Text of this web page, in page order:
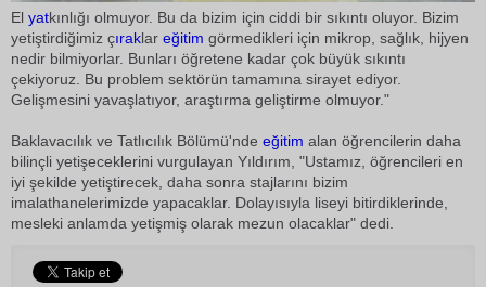
El yatkınlığı olmuyor. Bu da bizim için ciddi bir sıkıntı oluyor. Bizim
yetiştirdiğimiz çıraklar eğitim görmedikleri için mikrop, sağlık, hijyen
nedir bilmiyorlar. Bunları öğretene kadar çok büyük sıkıntı
çekiyoruz. Bu problem sektörün tamamına sirayet ediyor.
Gelişmesini yavaşlatıyor, araştırma geliştirme olmuyor."
Baklavacılık ve Tatlıcılık Bölümü'nde eğitim alan öğrencilerin daha
bilinçli yetişeceklerini vurgulayan Yıldırım, "Ustamız, öğrencileri en
iyi şekilde yetiştirecek, daha sonra stajlarını bizim
imalathanelerimizde yapacaklar. Dolayısıyla liseyi bitirdiklerinde,
mesleki anlamda yetişmiş olarak mezun olacaklar" dedi.